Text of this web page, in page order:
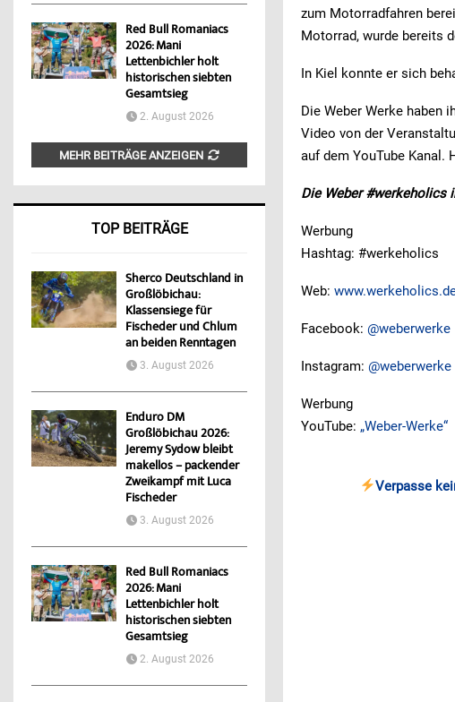
zum Motorradfahren
Motorrad, wurde bereits
In Kiel konnte er sich
Die Weber Werke haben
Video von der
auf dem YouTube Kanal.
Die Weber #werkeholics
Werbung
Hashtag: #werkeholics
Web:
Facebook:@weberwerke
Instagram:@weberwerke
Werbung
YouTube: „Weber-Werke“
Verpasse
Red Bull Romaniacs
2026: Mani
Lettenbichler holt
historischen siebten
Gesamtsieg
2. August 2026
MEHR BEITRÄGE ANZEIGEN
TOP BEITRÄGE
Sherco Deutschland in
Großlöbichau:
Klassensiege für
Fischeder und Chlum
an beiden Renntagen
3. August 2026
Enduro DM
Großlöbichau 2026:
Jeremy Sydow bleibt
makellos – packender
Zweikampf mit Luca
Fischeder
3. August 2026
Red Bull Romaniacs
2026: Mani
Lettenbichler holt
historischen siebten
Gesamtsieg
2. August 2026